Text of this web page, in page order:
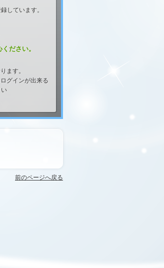
しています。
ださい。
ます。
グインが出来る
い
前のページへ戻る